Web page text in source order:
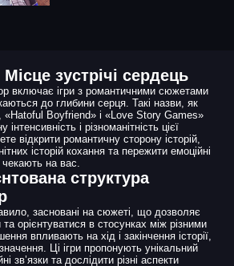
зустрічі сердець
включає ігри з романтичними сюжетами
до глибини серця. Такі назви, як
«Hatoful Boyfriend» і «Love Story Games»
і різноманітність цієї
відкрити романтичну сторону історій,
історій кохання та пережити емоційні
чекають на вас.
структура
засновані на сюжеті, що дозволяє
орієнтуватися в стосунках між різними
впливають на хід і закінчення історії,
Ці ігри пропонують унікальний
зв’язки та дослідити різні аспекти